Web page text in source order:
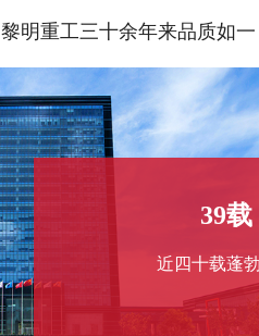
黎明重工三十余年来品质如
39载
近四十载蓬